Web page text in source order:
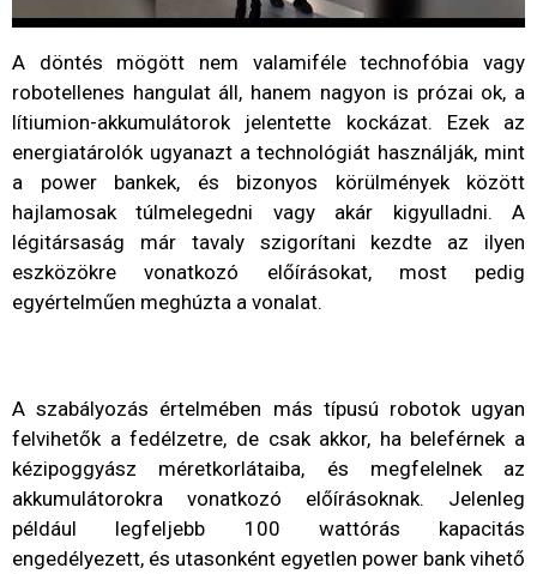
A döntés mögött nem valamiféle technofóbia vagy
robotellenes hangulat áll, hanem nagyon is prózai ok, a
lítiumion-akkumulátorok jelentette kockázat. Ezek az
energiatárolók ugyanazt a technológiát használják, mint
a power bankek, és bizonyos körülmények között
hajlamosak túlmelegedni vagy akár kigyulladni. A
légitársaság már tavaly szigorítani kezdte az ilyen
eszközökre vonatkozó előírásokat, most pedig
egyértelműen meghúzta a vonalat.
A szabályozás értelmében más típusú robotok ugyan
felvihetők a fedélzetre, de csak akkor, ha beleférnek a
kézipoggyász méretkorlátaiba, és megfelelnek az
akkumulátorokra vonatkozó előírásoknak. Jelenleg
például legfeljebb 100 wattórás kapacitás
engedélyezett, és utasonként egyetlen power bank vihető